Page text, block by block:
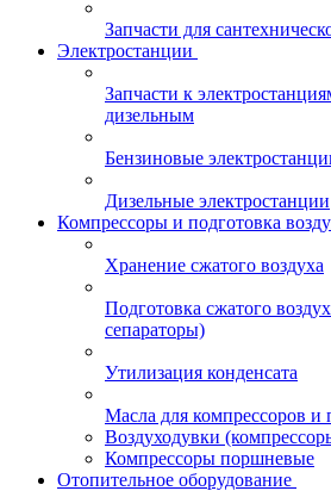
Запчасти для
Электростанции
Запчасти к
дизельным
Бензиновые
Дизельные электростанции
Компрессоры и подготовка
Хранение сжатого воздуха
Подготовка сжатого
сепараторы)
Утилизация конденсата
Масла для компрессоров и
Воздуходувки
Компрессоры поршневые
Отопительное оборудование